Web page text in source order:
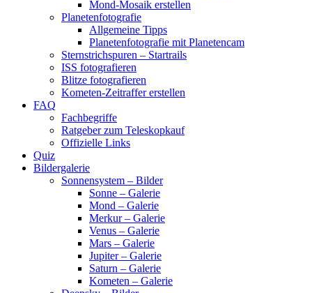
Mond-Mosaik erstellen
Planetenfotografie
Allgemeine Tipps
Planetenfotografie mit Planetencam
Sternstrichspuren – Startrails
ISS fotografieren
Blitze fotografieren
Kometen-Zeitraffer erstellen
FAQ
Fachbegriffe
Ratgeber zum Teleskopkauf
Offizielle Links
Quiz
Bildergalerie
Sonnensystem – Bilder
Sonne – Galerie
Mond – Galerie
Merkur – Galerie
Venus – Galerie
Mars – Galerie
Jupiter – Galerie
Saturn – Galerie
Kometen – Galerie